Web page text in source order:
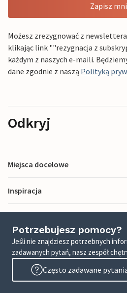
Zapisz
Możesz zrezygnować z
klikając link ""rezygnacja z
każdym z naszych e-maili.
dane zgodnie z naszą Polityką
Odkryj
Miejsca docelowe
Inspiracja
Potrzebujesz pomocy?
Jeśli nie znajdziesz potrzebnych
zadawanych pytań, nasz zespół
Często zadawane